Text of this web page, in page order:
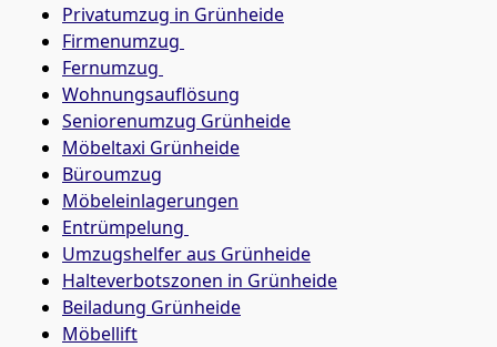
Privatumzug in Grünheide
Firmenumzug
Fernumzug
Wohnungsauflösung
Seniorenumzug Grünheide
Möbeltaxi Grünheide
Büroumzug
Möbeleinlagerungen
Entrümpelung
Umzugshelfer aus Grünheide
Halteverbotszonen in Grünheide
Beiladung Grünheide
Möbellift